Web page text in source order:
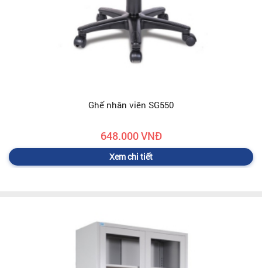
Ghế nhân viên SG550
648.000 VNĐ
Xem chi tiết